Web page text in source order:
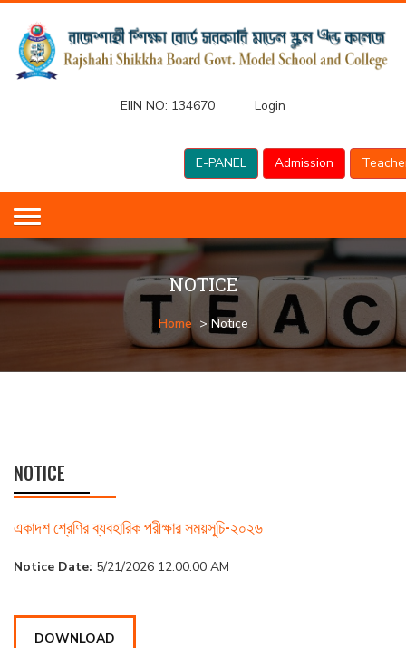
EIIN NO: 134670 Login
E-PANEL Admission
NOTICE
Home > Notice
NOTICE
একাদশ শ্রেণির ব্যবহারিক পরীক্ষার সময়সূচি-২০২৬
Notice Date: 5/21/2026 12:00:00 AM
DOWNLOAD